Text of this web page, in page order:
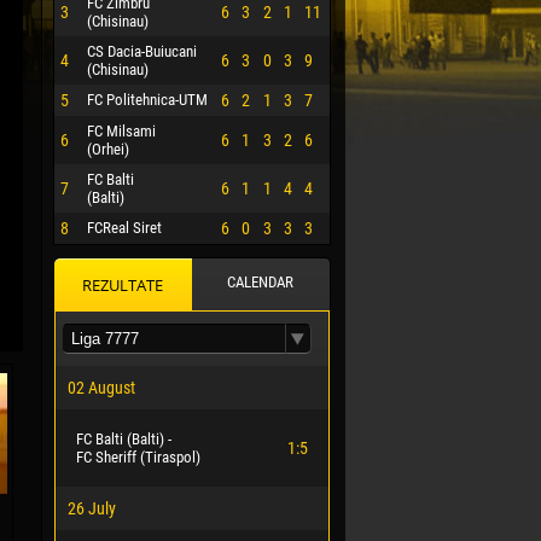
3
(Chisinau)
6 3 2 1 11
4
CS Dacia-Buiucani
(Chisinau)
6 3 0 3 9
5 FC Politehnica-UTM 6 2 1 3 7
6
FC Milsami
(Orhei)
6 1 3 2 6
7
FC Balti
(Balti)
6 1 1 4 4
8 FCReal Siret 6 0 3 3 3
REZULTATE CALENDAR
02 August
FC Balti (Balti) -
FC Sheriff (Tiraspol)
1:5
26 July